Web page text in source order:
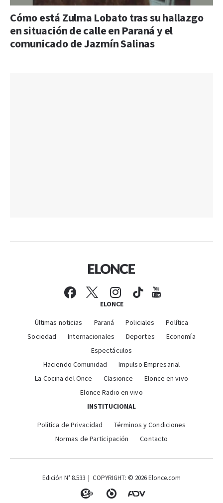
Cómo está Zulma Lobato tras su hallazgo
en situación de calle en Paraná y el
comunicado de Jazmín Salinas
ELONCE
Últimas noticias Paraná Policiales
Política
Sociedad
Internacionales Deportes
Economía
Espectáculos
Haciendo Comunidad
Impulso Empresarial
La Cocina del Once
Clasionce
Elonce en vivo
Elonce Radio en vivo
INSTITUCIONAL
Política de Privacidad
Términos y Condiciones
Normas de Participación
Contacto
Edición N° 8.533 | COPYRIGHT: © 2026 Elonce.com